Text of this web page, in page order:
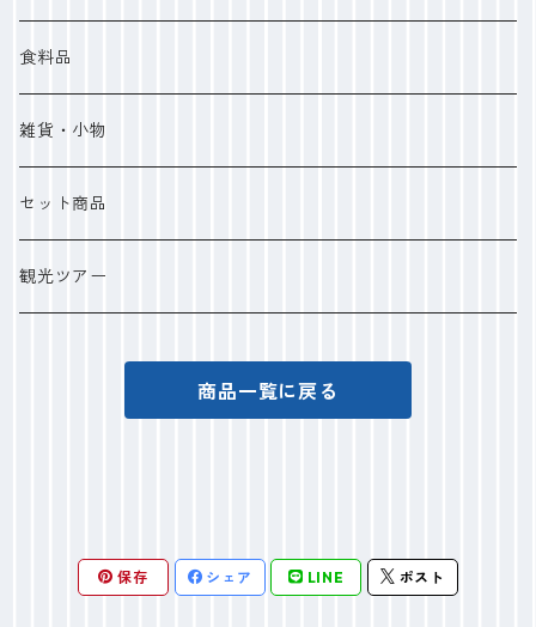
食料品
雑貨・小物
セット商品
観光ツアー
商品一覧に戻る
保存 シェア LINE ポスト